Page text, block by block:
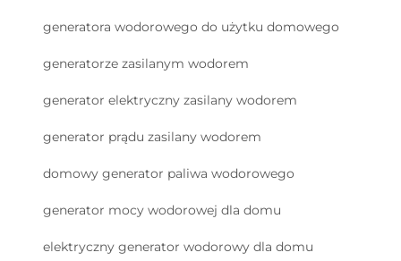
generatora wodorowego do użytku domowego
generatorze zasilanym wodorem
generator elektryczny zasilany wodorem
generator prądu zasilany wodorem
domowy generator paliwa wodorowego
generator mocy wodorowej dla domu
elektryczny generator wodorowy dla domu